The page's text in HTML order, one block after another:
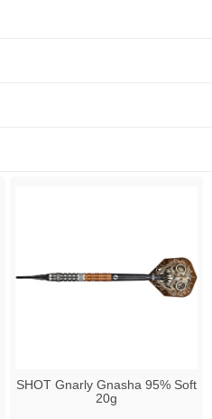
SHOT Gnarly Gnasha 95% Soft
20g